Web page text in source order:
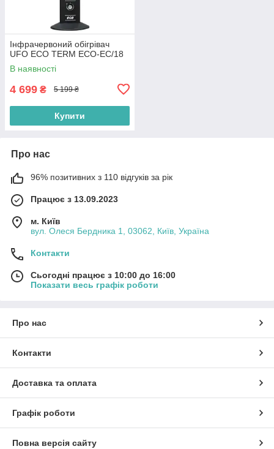
Інфрачервоний обігрівач
UFO ECO TERM ECO-EC/18
В наявності
4 699 ₴ 5 199 ₴
Купити
Про нас
96% позитивних з 110 відгуків за рік
Працює з 13.09.2023
м. Київ
вул. Олеся Бердника 1, 03062, Київ, Україна
Контакти
Сьогодні працює з 10:00 до 16:00
Показати весь графік роботи
Про нас
Контакти
Доставка та оплата
Графік роботи
Повна версія сайту